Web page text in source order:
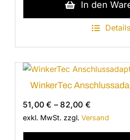
In den
Details
WinkerTec
51,00€ – 82,00 €
exkl. MwSt. zzgl. Versand